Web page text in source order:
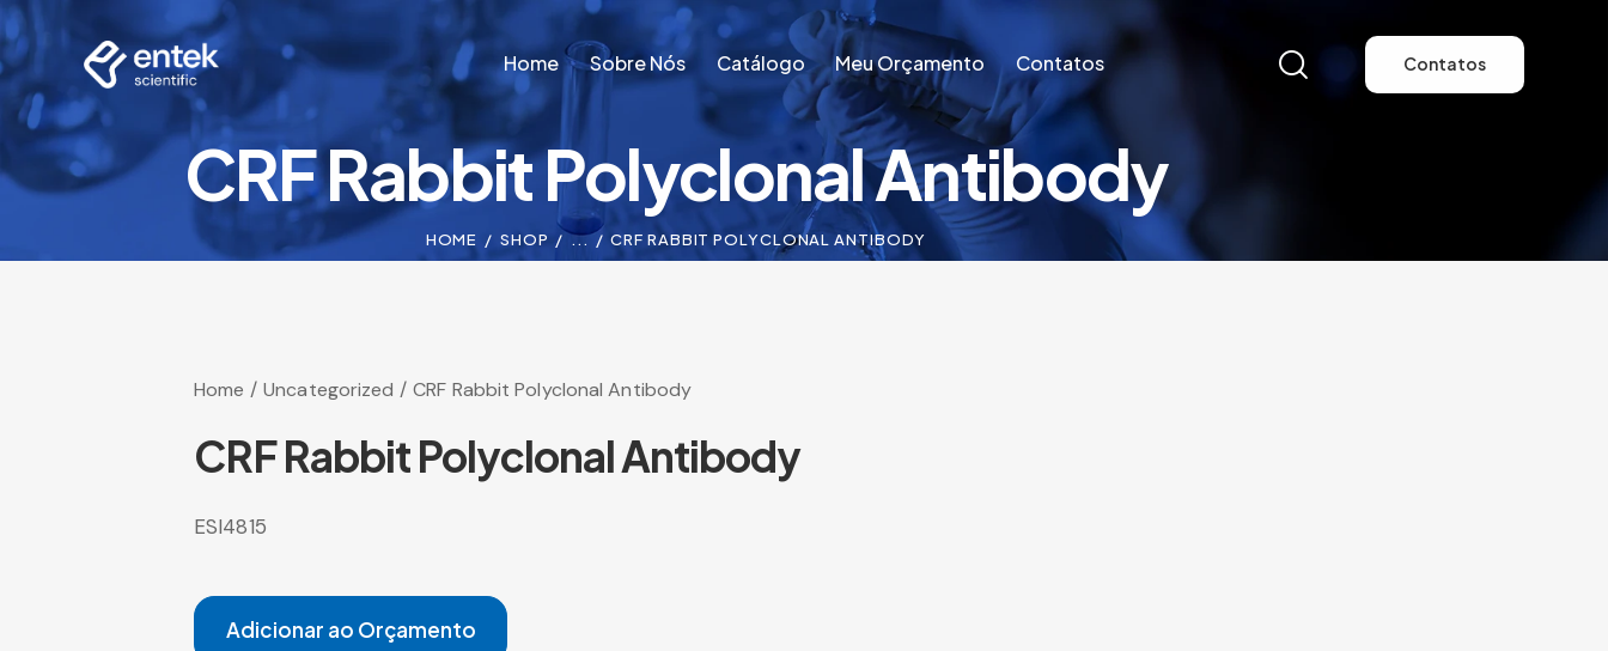
Home Sobre Nós Catálogo Meu Orçamento Contatos Contatos
Home Sobre Nós Catálogo Meu Orçamento Contatos
CRF Rabbit Polyclonal Antibody
HOME SHOP ... CRF RABBIT POLYCLONAL ANTIBODY
Home Uncategorized CRF Rabbit Polyclonal Antibody
CRF Rabbit Polyclonal Antibody
ESI4815
Adicionar ao Orçamento